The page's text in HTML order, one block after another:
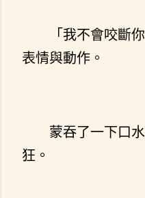
「我不會咬斷
表情與動作。
蒙吞了一下口
狂。